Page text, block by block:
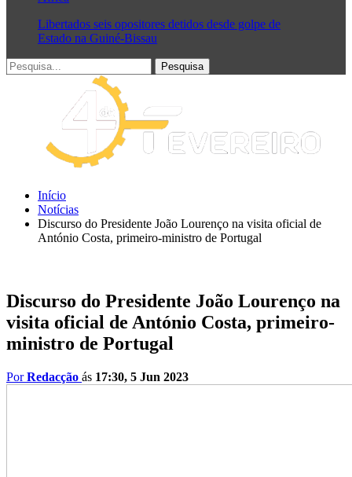
Libertados seis opositores detidos desde golpe de
Estado na Guiné-Bissau
Início
Notícias
Discurso do Presidente João Lourenço na visita oficial de
António Costa, primeiro-ministro de Portugal
Discurso do Presidente João Lourenço na
visita oficial de António Costa, primeiro-
ministro de Portugal
PorRedacção ás 17:30, 5 Jun 2023